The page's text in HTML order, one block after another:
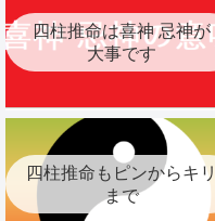
四柱推命は喜神 忌神が
大事です
四柱推命もピンからキリ
まで